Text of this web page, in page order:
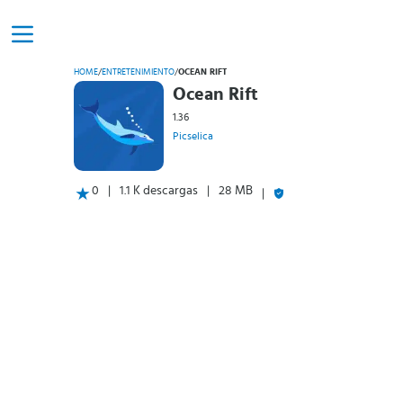
HOME/ENTRETENIMIENTO/OCEAN RIFT
Ocean Rift
1.36
Picselica
0 1.1 K descargas 28 MB